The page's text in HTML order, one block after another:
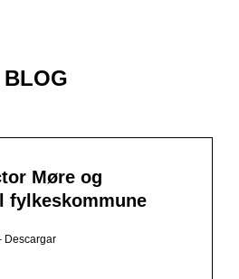
BLOG
Møre og
fylkeskommune
Descargar